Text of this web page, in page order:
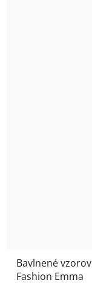
Bavlnené
Fashion Emma